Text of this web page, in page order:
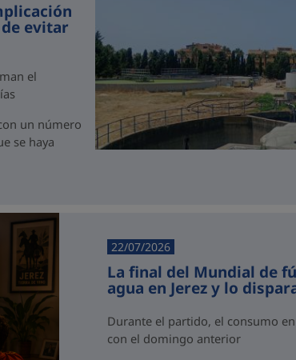
evitar
el
un número
se haya
22/07/2026
La final del Mundial de
agua en Jerez y lo
Durante el partido, el consumo
con el domingo anterior